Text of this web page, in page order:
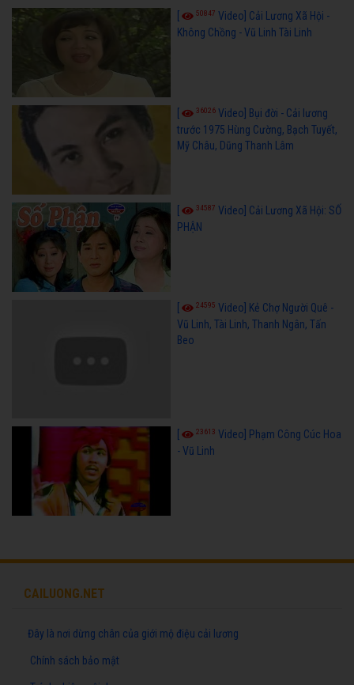
50847 Video] Cải Lương Xã Hội -
Không Chồng - Vũ Linh Tài Linh
36026 Video] Bụi đời - Cải lương
trước 1975 Hùng Cường, Bạch Tuyết,
Mỹ Châu, Dũng Thanh Lâm
34587 Video] Cải Lương Xã Hội: SỐ
PHẬN
24595 Video] Kẻ Chợ Người Quê -
Vũ Linh, Tài Linh, Thanh Ngân, Tấn
Beo
23613 Video] Phạm Công Cúc Hoa
- Vũ Linh
CAILUONG.NET
Đây là nơi dừng chân của giới mộ điệu cải lương
Chính sách bảo mật